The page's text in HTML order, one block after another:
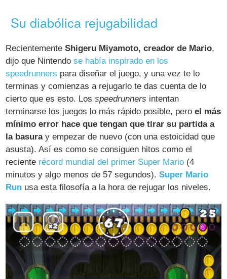
Su diabólica rejugabilidad
RecientementeShigeru Miyamoto, creador de Mario,
dijo que Nintendose había inspirado en los
speedrunners para diseñar el juego, y una vez te lo
terminas y comienzas a rejugarlo te das cuenta de lo
cierto que es esto. Losspeedrunners intentan
terminarse los juegos lo más rápido posible, peroel más
mínimo error hace que tengan que tirar su partida a
la basuray empezar de nuevo (con una estoicidad que
asusta). Así es como se consiguen hitos como el
reciente récord mundial del primer Super Mario (4
minutos y algo menos de 57 segundos).Super Mario
Run usa esta filosofía a la hora de rejugar los niveles.